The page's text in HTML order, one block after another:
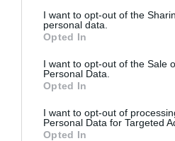
not limited to your visit or usage
grant or deny consent to Google
use your data for below specified
consent section.
I want to opt-out of the
personal data.
Opted In
I want to opt-out of the Sale
Personal Data.
Opted In
I want to opt-out of
Personal Data for Targeted
Opted In
Bármelyik megoldást is
esővíz nem alkalmas ivásra,
tartalmazhat szennyeződéseket
faleveleket. Az
elengedhetetlen, hogy a rendszer